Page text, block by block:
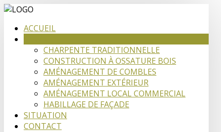
ACCUEIL
CHARPENTE TRADITIONNELLE
CONSTRUCTION À OSSATURE BOIS
AMÉNAGEMENT DE COMBLES
AMÉNAGEMENT EXTÉRIEUR
AMÉNAGEMENT LOCAL COMMERCIAL
HABILLAGE DE FAÇADE
SITUATION
CONTACT